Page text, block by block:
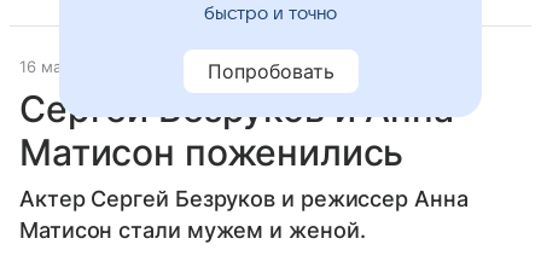
16 марта 2016 Светская жизнь
Сергей Безруков и Анна
Матисон поженились
Актер Сергей Безруков и режиссер Анна
Матисон стали мужем и женой.
быстро и точно
Попробовать